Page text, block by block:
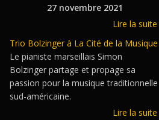
27 novembre 2021
Lire la suite
Trio Bolzinger à La Cité de la Musique
Le pianiste marseillais Simon
Bolzinger partage et propage sa
passion pour la musique traditionnelle
sud-américaine.
Lire la suite